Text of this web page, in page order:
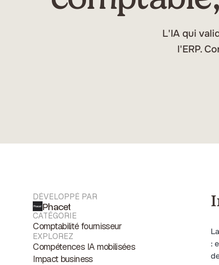
L'IA qui
l'ERP.
DÉVELOPPÉ PAR
Phacet
CATÉGORIE
Comptabilité fournisseur
EXPLOREZ
Compétences IA mobilisées
Impact business
: